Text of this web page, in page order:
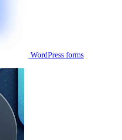
WordPress forms